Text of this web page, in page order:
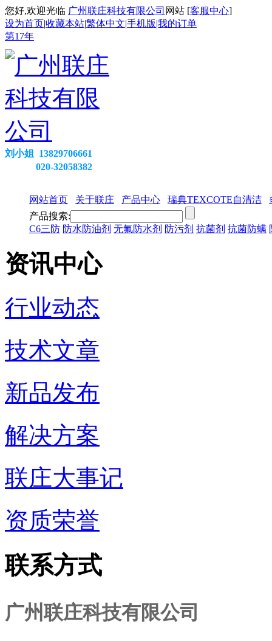
您好,欢迎光临 广州联庄科技有限公司 网站 [客服中心]
设为首页|收藏本站|繁体中文|手机版|我的订单
第17年
刘小姐 13829706661
020-32058382
网站首页 关于联庄 产品中心 瑞典TEXCOTE自清洁
产品搜索:
C6三防 防水防油剂 无氟防水剂 防污剂 抗菌剂 抗菌防螨
资讯中心
行业动态
技术文章
新品发布
解决方案
联庄大事记
资质荣誉
联系方式
广州联庄科技有限公司